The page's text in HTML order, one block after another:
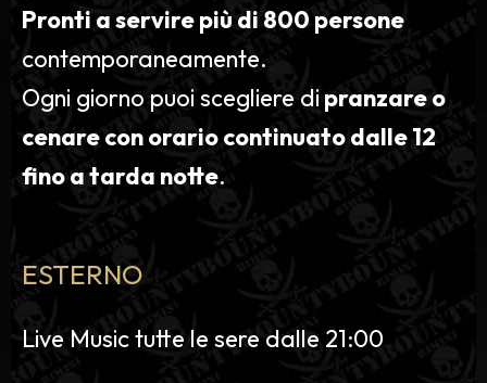
Pronti a servire più di 800 persone
contemporaneamente.
Ogni giorno puoi scegliere di pranzare o
cenare con orario continuato dalle 12
fino a tarda notte.
ESTERNO
Live Music tutte le sere dalle 21:00